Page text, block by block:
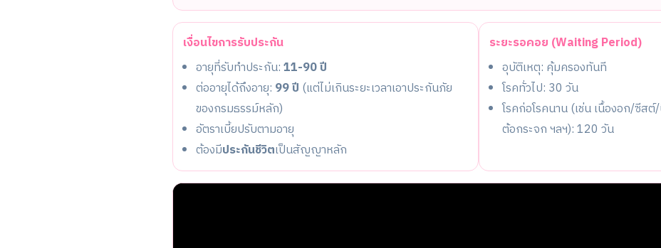
เงื่อนไขการรับประกัน
อายุที่รับทำประกัน:11-90 ปี
ต่ออายุได้ถึงอายุ: 99 ปี (แต่ไม่เกินระยะเวลาเอาประกันภัย
ของกรมธรรม์หลัก)
อัตราเบี้ยปรับตามอายุ
ต้องมีประกันชีวิตเป็นสัญญาหลัก
ระยะรอคอย (Waiting Period)
อุบัติเหตุ: คุ้มครองทันที
โรคทั่วไป: 30 วัน
โรคก่อโรคนาน (เช่น เนื้องอก/ซีส
ต้อกระจก ฯลฯ): 120 วัน